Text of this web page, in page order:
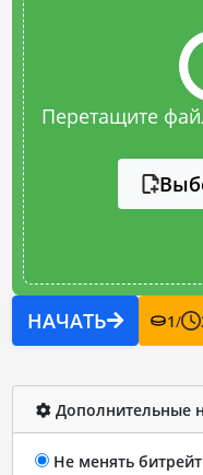
Перетащите
НАЧАТЬ 1/
Дополнительные
Не менять битрейт